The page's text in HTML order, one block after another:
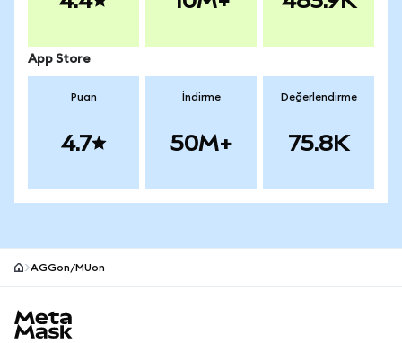
App Store
Puan
4.7
İndirme
50M+
Değerlendirme
75.8K
AGGon/MUon